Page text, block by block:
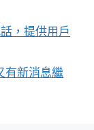
，提供用戶
有新消息繼